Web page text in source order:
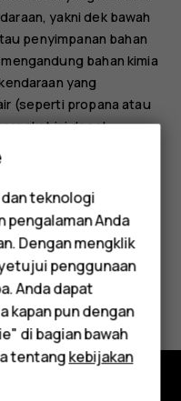
yakni dek bawah
penyimpanan bahan
bahan kimia
yang
(seperti propana atau
ini dapat
teknologi
pengalaman Anda
Dengan mengklik
penggunaan
Anda dapat
kapan pun dengan
di bagian bawah
tentangkebijakan